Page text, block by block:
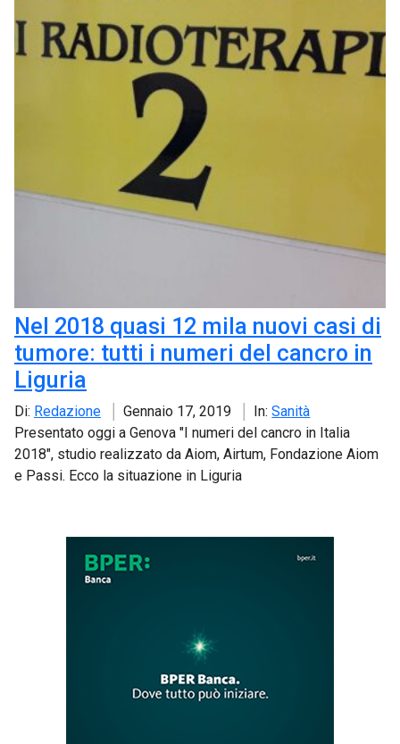
Nel 2018 quasi 12 mila nuovi casi di
tumore: tutti i numeri del cancro in
Liguria
Di: Redazione Gennaio 17, 2019 In:Sanità
Presentato oggi a Genova "I numeri del cancro in Italia
2018", studio realizzato da Aiom, Airtum, Fondazione Aiom
e Passi. Ecco la situazione in Liguria